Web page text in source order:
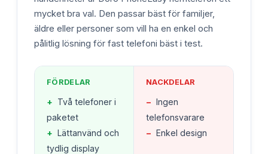
mycket bra val. Den passar bäst för familjer,
äldre eller personer som vill ha en enkel och
pålitlig lösning för fast telefoni bäst i test.
FÖRDELAR
+ Två telefoner i
paketet
+ Lättanvänd och
tydlig display
NACKDELAR
− Ingen
telefonsvarare
− Enkel design